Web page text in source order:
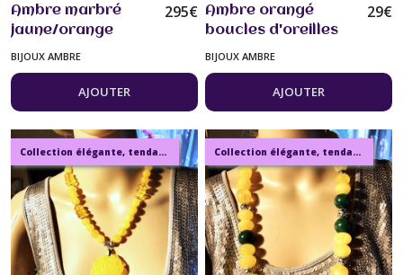
Ambre marbré
jaune/orange
superbe collier 54
cm grosses perles
gros pendentif
sculpté, bijou
femme
295€
BIJOUX AMBRE
AJOUTER
Ambre orangé
boucles d'oreilles
perles 12mm
d'ambre orangé.
bijou Femme
29€
BIJOUX AMBRE
AJOUTER
Collection élégante, tendance, moderne, de bijoux en ambre, pierre, perles. Collection élégante, tendance, moderne, de bijoux en ambre, pierre, perles.